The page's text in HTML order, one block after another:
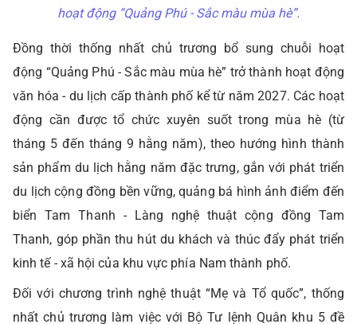
hoạt động “Quảng Phú - Sắc màu mùa hè”.
Đồng thời thống nhất chủ trương bổ sung chuỗi hoạt
động “Quảng Phú - Sắc màu mùa hè” trở thành hoạt động
văn hóa - du lịch cấp thành phố kể từ năm 2027. Các hoạt
động cần được tổ chức xuyên suốt trong mùa hè (từ
tháng 5 đến tháng 9 hằng năm), theo hướng hình thành
sản phẩm du lịch hằng năm đặc trưng, gắn với phát triển
du lịch cộng đồng bền vững, quảng bá hình ảnh điểm đến
biển Tam Thanh - Làng nghệ thuật cộng đồng Tam
Thanh, góp phần thu hút du khách và thúc đẩy phát triển
kinh tế - xã hội của khu vực phía Nam thành phố.
Đối với chương trình nghệ thuật “Mẹ và Tổ quốc”, thống
nhất chủ trương làm việc với Bộ Tư lệnh Quân khu 5 đề